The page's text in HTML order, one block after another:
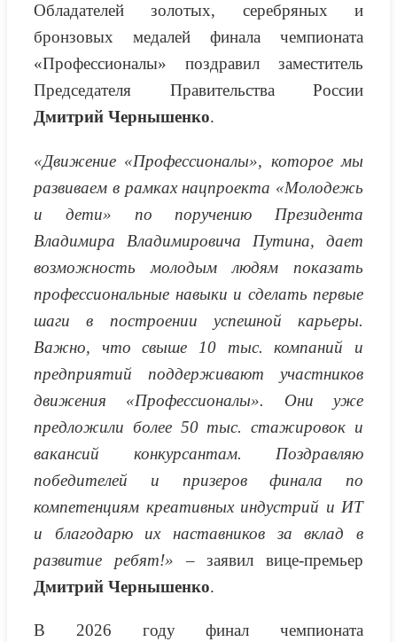
Обладателей золотых, серебряных и
бронзовых медалей финала чемпионата
«Профессионалы» поздравил заместитель
Председателя Правительства России
Дмитрий Чернышенко.
«Движение «Профессионалы», которое мы
развиваем в рамках нацпроекта «Молодежь
и дети» по поручению Президента
Владимира Владимировича Путина, дает
возможность молодым людям показать
профессиональные навыки и сделать первые
шаги в построении успешной карьеры.
Важно, что свыше 10 тыс. компаний и
предприятий поддерживают участников
движения «Профессионалы». Они уже
предложили более 50 тыс. стажировок и
вакансий конкурсантам. Поздравляю
победителей и призеров финала по
компетенциям креативных индустрий и ИТ
и благодарю их наставников за вклад в
развитие ребят!» – заявил вице-премьер
Дмитрий Чернышенко.
В 2026 году финал чемпионата